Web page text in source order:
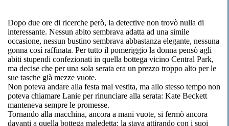
Dopo due ore di ricerche però, la detective non trovò nulla di
interessante. Nessun abito sembrava adatta ad una simile
occasione, nessun bustino sembrava abbastanza elegante, nessuna
gonna così raffinata. Per tutto il pomeriggio la donna pensò agli
abiti stupendi confezionati in quella bottega vicino Central Park,
ma decise che per una sola serata era un prezzo troppo alto per le
sue tasche già mezze vuote.
Non poteva andare alla festa mal vestita, ma allo stesso tempo non
poteva chiamare Lanie per rinunciare alla serata: Kate Beckett
manteneva sempre le promesse.
Tornando alla macchina, ancora a mani vuote, si fermò ancora
davanti a quella bottega maledetta: la stava attirando con i suoi